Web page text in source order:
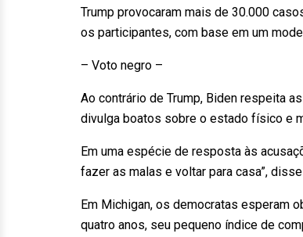
Trump provocaram mais de 30.000
os participantes, com base em um
– Voto negro –
Ao contrário de Trump, Biden respeita
divulga boatos sobre o estado físico e
Em uma espécie de resposta às
fazer as malas e voltar para casa”,
Em Michigan, os democratas esperam
quatro anos, seu pequeno índice de